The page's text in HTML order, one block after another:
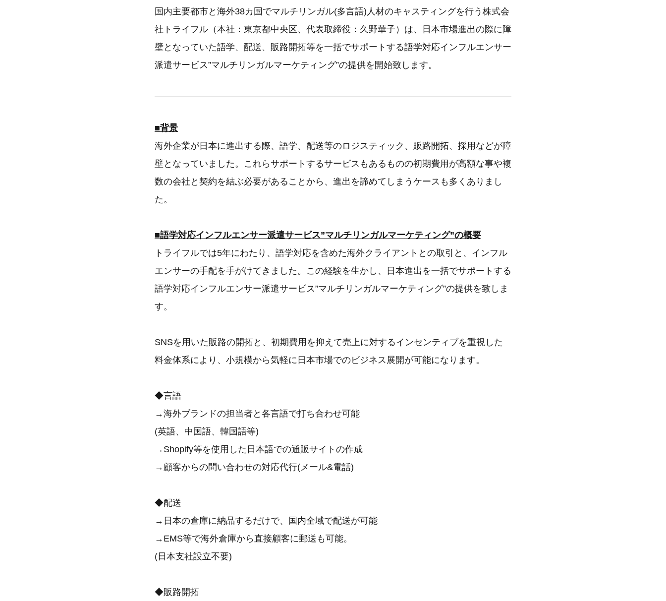
国内主要都市と海外38カ国でマルチリンガル(多言語)人材のキャスティングを行う株式会
社トライフル（本社：東京都中央区、代表取締役：久野華子）は、日本市場進出の際に障
壁となっていた語学、配送、販路開拓等を一括でサポートする語学対応インフルエンサー
派遣サービス”マルチリンガルマーケティング”の提供を開始致します。
■背景
海外企業が日本に進出する際、語学、配送等のロジスティック、販路開拓、採用などが障
壁となっていました。これらサポートするサービスもあるものの初期費用が高額な事や複
数の会社と契約を結ぶ必要があることから、進出を諦めてしまうケースも多くありまし
た。
■語学対応インフルエンサー派遣サービス”マルチリンガルマーケティング”の概要
トライフルでは5年にわたり、語学対応を含めた海外クライアントとの取引と、インフル
エンサーの手配を手がけてきました。この経験を生かし、日本進出を一括でサポートする
語学対応インフルエンサー派遣サービス”マルチリンガルマーケティング”の提供を致しま
す。
SNSを用いた販路の開拓と、初期費用を抑えて売上に対するインセンティブを重視した
料金体系により、小規模から気軽に日本市場でのビジネス展開が可能になります。
◆言語
→海外ブランドの担当者と各言語で打ち合わせ可能
(英語、中国語、韓国語等)
→Shopify等を使用した日本語での通販サイトの作成
→顧客からの問い合わせの対応代行(メール&電話)
◆配送
→日本の倉庫に納品するだけで、国内全域で配送が可能
→EMS等で海外倉庫から直接顧客に郵送も可能。
(日本支社設立不要)
◆販路開拓